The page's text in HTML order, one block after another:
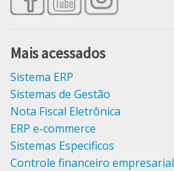
Mais acessados
Sistema ERP
Sistemas de Gestão
Nota Fiscal Eletrônica
ERP e-commerce
Sistemas Especificos
Controle financeiro empresarial